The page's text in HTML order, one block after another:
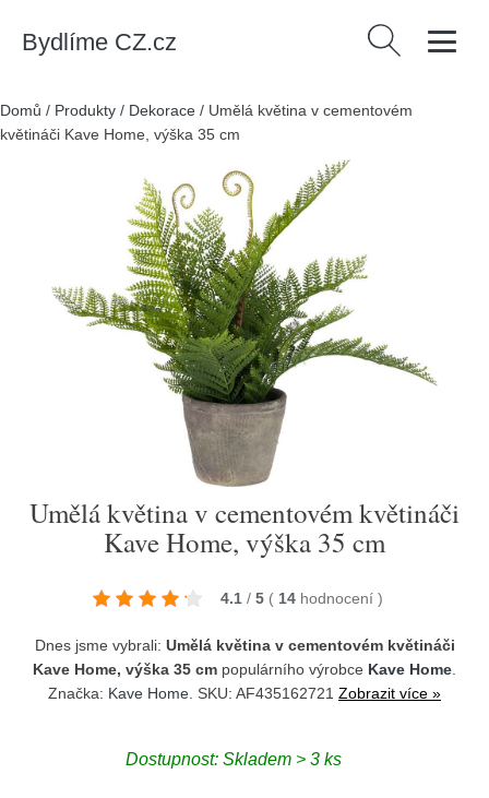
Bydlíme CZ.cz Vyhledávání
Domů / Produkty / Dekorace / Umělá květina v cementovém
květináči Kave Home, výška 35 cm
Umělá květina v cementovém květináči
Kave Home, výška 35 cm
4.1 / 5 ( 14 hodnocení )
Dnes jsme vybrali: Umělá květina v cementovém květináči
Kave Home, výška 35 cm populárního výrobce Kave Home
Značka: Kave Home . SKU: AF435162721 Zobrazit více »
Dostupnost: Skladem > 3 ks